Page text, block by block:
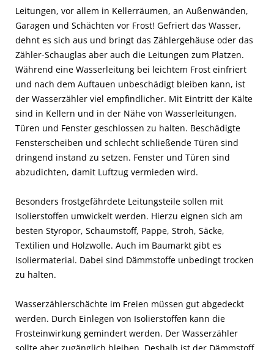
Leitungen, vor allem in Kellerräumen, an Außenwänden,
Garagen und Schächten vor Frost! Gefriert das Wasser,
dehnt es sich aus und bringt das Zählergehäuse oder das
Zähler-Schauglas aber auch die Leitungen zum Platzen.
Während eine Wasserleitung bei leichtem Frost einfriert
und nach dem Auftauen unbeschädigt bleiben kann, ist
der Wasserzähler viel empfindlicher. Mit Eintritt der Kälte
sind in Kellern und in der Nähe von Wasserleitungen,
Türen und Fenster geschlossen zu halten. Beschädigte
Fensterscheiben und schlecht schließende Türen sind
dringend instand zu setzen. Fenster und Türen sind
abzudichten, damit Luftzug vermieden wird.
Besonders frostgefährdete Leitungsteile sollen mit
Isolierstoffen umwickelt werden. Hierzu eignen sich am
besten Styropor, Schaumstoff, Pappe, Stroh, Säcke,
Textilien und Holzwolle. Auch im Baumarkt gibt es
Isoliermaterial. Dabei sind Dämmstoffe unbedingt trocken
zu halten.
Wasserzählerschächte im Freien müssen gut abgedeckt
werden. Durch Einlegen von Isolierstoffen kann die
Frosteinwirkung gemindert werden. Der Wasserzähler
sollte aber zugänglich bleiben. Deshalb ist der Dämmstoff